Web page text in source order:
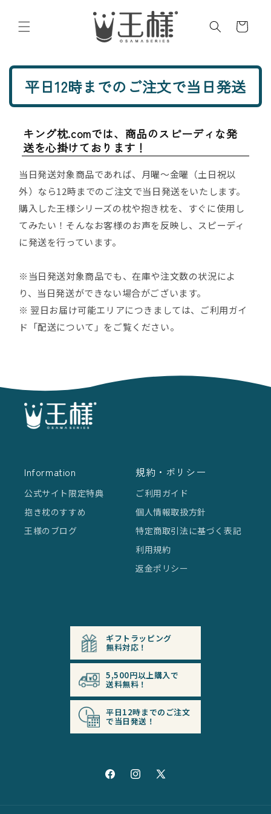
進む
ー
平日12時までのご注文で当日発送
キング枕.comでは、商品のスピーディな発
送を心掛けております！
当日発送対象商品であれば、月曜～金曜（土日祝以
外）なら12時までのご注文で当日発送をいたします。
購入した王様シリーズの枕や抱き枕を、すぐに使用し
てみたい！そんなお客様のお声を反映し、スピーディ
に発送を行っています。
※当日発送対象商品でも、在庫や注文数の状況によ
り、当日発送ができない場合がございます。
※ 翌日お届け可能エリアにつきましては、ご利用ガイ
ド「配送について」をご覧ください。
Information
公式サイト限定特典
抱き枕のすすめ
王様のブログ
規約・ポリシー
ご利用ガイド
個人情報取扱方針
特定商取引法に基づく表記
利用規約
返金ポリシー
ギフトラッピング
無料対応！
5,500円以上購入で
送料無料！
平日12時までの ご注文
で当日発送！
FacebookInstagram
X